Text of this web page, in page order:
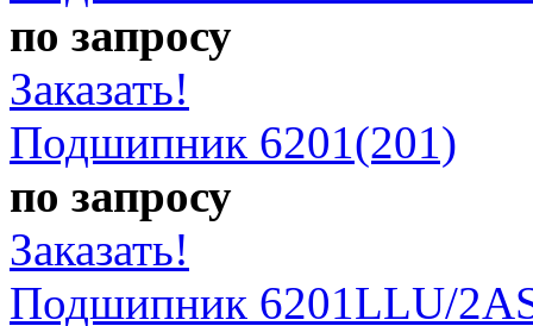
по запросу
Заказать!
Подшипник 6201(201)
по запросу
Заказать!
Подшипник 6201LLU/